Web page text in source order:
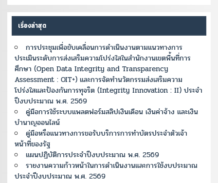
เรื่องล่าสุด
การประชุมเพื่อขับเคลื่อนการดำเนินงานตามแนวทางการ
ประเมินระดับการส่งเสริมความโปร่งใสในสำนักงานเขตพื้นที่การ
ศึกษา (Open Data Integrity and Transparency
Assessment : OIT+) และการจัดทำนวัตกรรมส่งเสริมความ
โปร่งใสและป้องกันการทุจริต (Integrity Innovation : II) ประจำ
ปีงบประมาณ พ.ศ. 2569
คู่มือการใช้ระบบแพลตฟอร์มสลิปเงินเดือน เงินค่าจ้าง และเงิน
บำนาญออนไลน์
คู่มือหรือแนวทางการขอรับบริการการทำบัตรประจำตัวเจ้า
หน้าที่ของรัฐ
แผนปฏิบัติการประจำปีงบประมาณ พ.ศ. 2569
รายงานความก้าวหน้าในการดำเนินงานและการใช้งบประมาณ
ประจำปีงบประมาณ พ.ศ. 2569